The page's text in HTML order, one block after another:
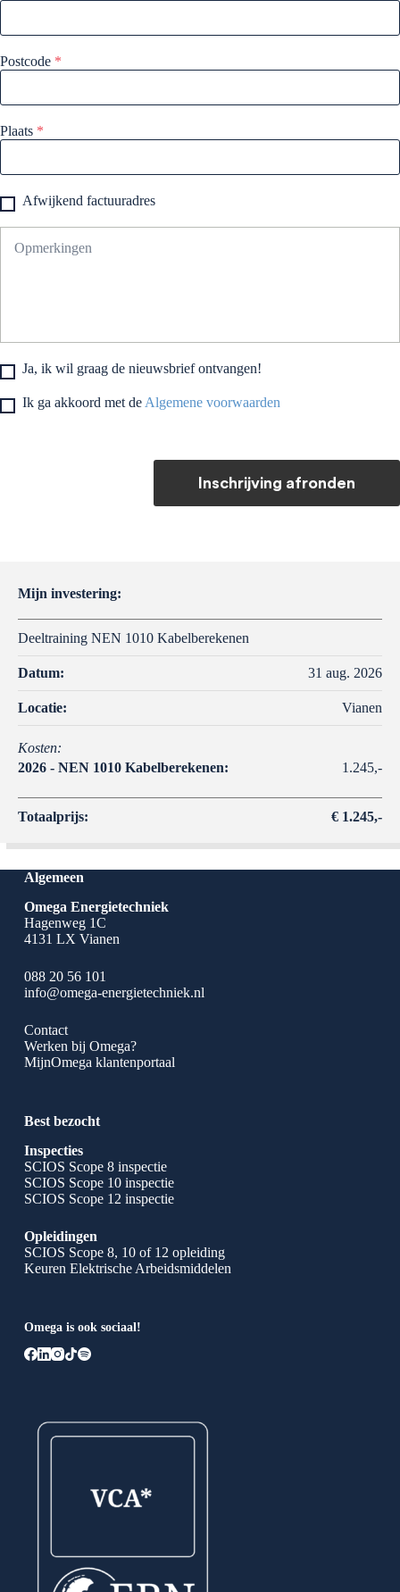
Postcode *
Plaats *
Afwijkend factuuradres
Ja, ik wil graag de nieuwsbrief ontvangen!
Ik ga akkoord met de Algemene voorwaarden
Inschrijving afronden
Mijn investering:
Deeltraining NEN 1010 Kabelberekenen
Datum: 31 aug. 2026
Locatie: Vianen
Kosten:
2026 - NEN 1010 Kabelberekenen:
1.245,-
Totaalprijs: € 1.245,-
Algemeen
Omega Energietechniek
Hagenweg 1C
4131 LX Vianen
088 20 56 101
info@omega-energietechniek.nl
Contact
Werken bij Omega?
MijnOmega klantenportaal
Best bezocht
Inspecties
SCIOS Scope 8 inspectie
SCIOS Scope 10 inspectie
SCIOS Scope 12 inspectie
Opleidingen
SCIOS Scope 8, 10 of 12 opleiding
Keuren Elektrische Arbeidsmiddelen
Omega is ook sociaal!